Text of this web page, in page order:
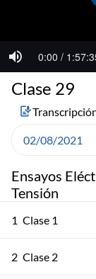
Ensayos
Tensión
1 Clase 1
2 Clase 2
Clase 29
02/08/2021